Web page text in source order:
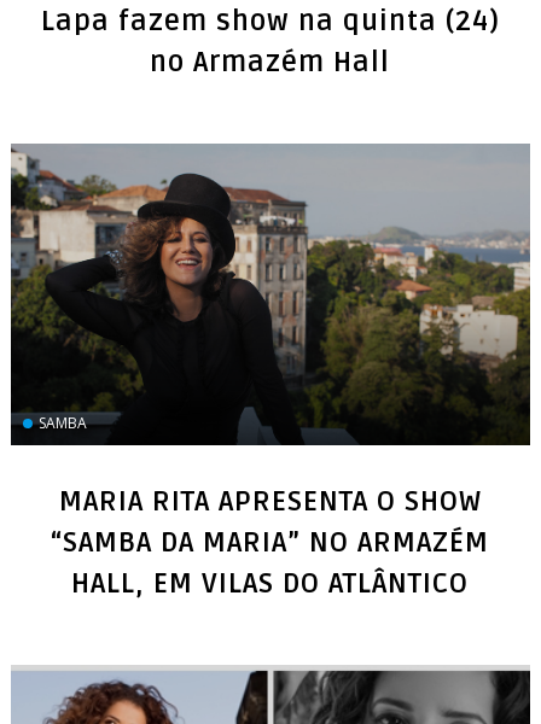
Lapa fazem show na quinta (24)
SAMBA
MARIA RITA APRESENTA O SHOW
“SAMBA DA MARIA” NO ARMAZÉM